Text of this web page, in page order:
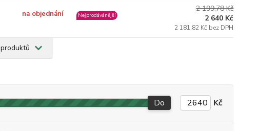
na objednání Nejprodávánější
2 199,78 Kč
2 640 Kč
2 181,82 Kč bez DPH
Do Kč